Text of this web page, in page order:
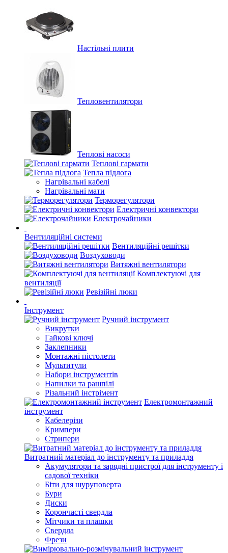
Настільні плити
Тепловентилятори
Теплові насоси
Теплові гармати
Тепла підлога
Нагрівальні кабелі
Нагрівальні мати
Терморегулятори
Електричні конвектори
Електрочайники
Вентиляційні системи
Вентиляційні решітки
Воздуховоди
Витяжні вентилятори
Комплектуючі для
вентиляції
Ревізійні люки
Інструмент
Ручний інструмент
Викрутки
Гайкові ключі
Заклепники
Монтажні пістолети
Мультитули
Набори інструментів
Напилки та рашпілі
Різальний інстрімент
Електромонтажний
інструмент
Кабелерізи
Кримпери
Стрипери
Витратний матеріал до інструменту та приладдя
Акумулятори та зарядні пристрої для інструменту і
садової техніки
Біти для шуруповерта
Бури
Диски
Корончасті свердла
Мітчики та плашки
Свердла
Фрези